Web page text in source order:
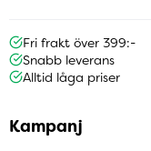
Fri frakt över 399:-
Snabb leverans
Alltid låga priser
Kampanj